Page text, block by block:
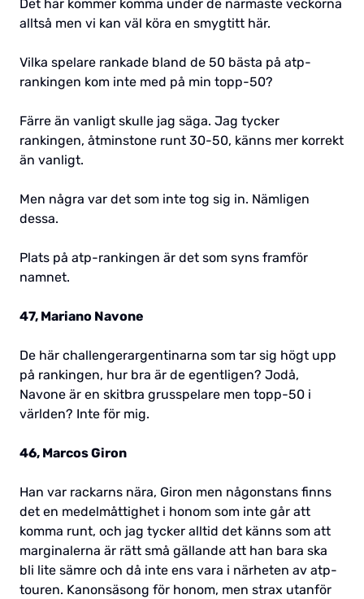
Det här kommer komma under de närmaste veckorna
alltså men vi kan väl köra en smygtitt här.
Vilka spelare rankade bland de 50 bästa på atp-
rankingen kom inte med på min topp-50?
Färre än vanligt skulle jag säga. Jag tycker
rankingen, åtminstone runt 30-50, känns mer korrekt
än vanligt.
Men några var det som inte tog sig in. Nämligen
dessa.
Plats på atp-rankingen är det som syns framför
namnet.
47, Mariano Navone
De här challengerargentinarna som tar sig högt upp
på rankingen, hur bra är de egentligen? Jodå,
Navone är en skitbra grusspelare men topp-50 i
världen? Inte för mig.
46, Marcos Giron
Han var rackarns nära, Giron men någonstans finns
det en medelmåttighet i honom som inte går att
komma runt, och jag tycker alltid det känns som att
marginalerna är rätt små gällande att han bara ska
bli lite sämre och då inte ens vara i närheten av atp-
touren. Kanonsäsong för honom, men strax utanför